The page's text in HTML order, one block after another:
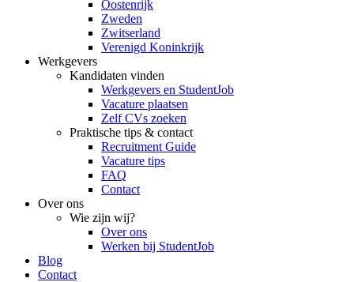
Oostenrijk
Zweden
Zwitserland
Verenigd Koninkrijk
Werkgevers
Kandidaten vinden
Werkgevers en StudentJob
Vacature plaatsen
Zelf CVs zoeken
Praktische tips & contact
Recruitment Guide
Vacature tips
FAQ
Contact
Over ons
Wie zijn wij?
Over ons
Werken bij StudentJob
Blog
Contact